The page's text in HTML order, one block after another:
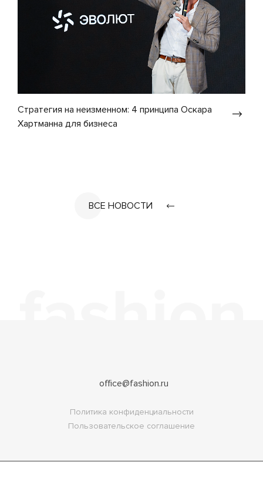
Стратегия на неизменном: 4 принципа Оскара
Хартманна для бизнеса
ВСЕ НОВОСТИ
office@fashion.ru
Политика конфиденциальности
Пользовательское соглашение